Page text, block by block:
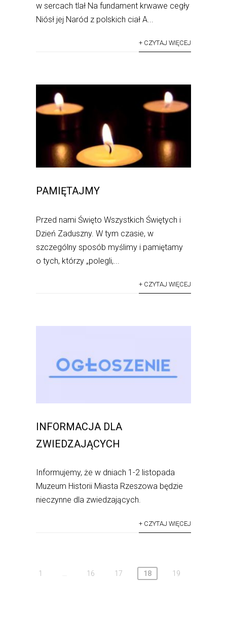
w sercach tlał Na fundament krwawe cegły
Niósł jej Naród z polskich ciał A...
+ CZYTAJ WIĘCEJ
PAMIĘTAJMY
Przed nami Święto Wszystkich Świętych i
Dzień Zaduszny. W tym czasie, w
szczególny sposób myślimy i pamiętamy
o tych, którzy „polegli,...
+ CZYTAJ WIĘCEJ
INFORMACJA DLA
ZWIEDZAJĄCYCH
Informujemy, że w dniach 1-2 listopada
Muzeum Historii Miasta Rzeszowa będzie
nieczynne dla zwiedzających.
+ CZYTAJ WIĘCEJ
1 16 17 18 19